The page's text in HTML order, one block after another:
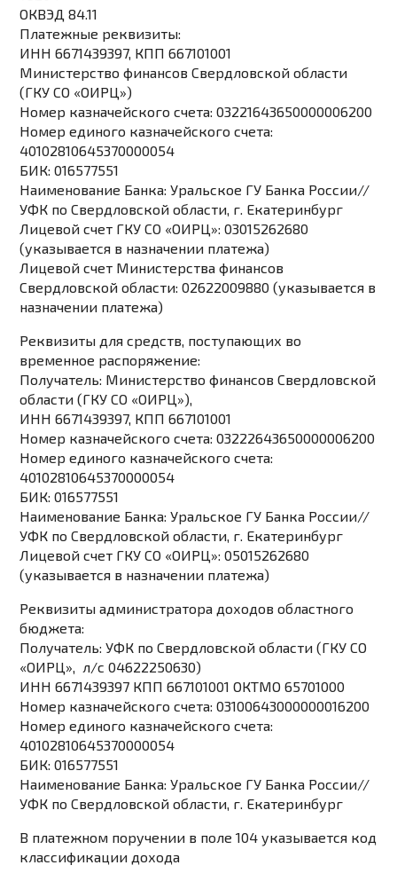
ОКВЭД 84.11
Платежные реквизиты:
ИНН 6671439397, КПП 667101001
Министерство финансов Свердловской области
(ГКУ СО «ОИРЦ»)
Номер казначейского счета: 03221643650000006200
Номер единого казначейского счета:
40102810645370000054
БИК: 016577551
Наименование Банка: Уральское ГУ Банка России//
УФК по Свердловской области, г. Екатеринбург
Лицевой счет ГКУ СО «ОИРЦ»: 03015262680
(указывается в назначении платежа)
Лицевой счет Министерства финансов
Свердловской области: 02622009880 (указывается в
назначении платежа)
Реквизиты для средств, поступающих во
временное распоряжение:
Получатель: Министерство финансов Свердловской
области (ГКУ СО «ОИРЦ»),
ИНН 6671439397, КПП 667101001
Номер казначейского счета: 03222643650000006200
Номер единого казначейского счета:
40102810645370000054
БИК: 016577551
Наименование Банка: Уральское ГУ Банка России//
УФК по Свердловской области, г. Екатеринбург
Лицевой счет ГКУ СО «ОИРЦ»: 05015262680
(указывается в назначении платежа)
Реквизиты администратора доходов областного
бюджета:
Получатель: УФК по Свердловской области (ГКУ СО
«ОИРЦ», л/с 04622250630)
ИНН 6671439397 КПП 667101001 ОКТМО 65701000
Номер казначейского счета: 03100643000000016200
Номер единого казначейского счета:
40102810645370000054
БИК: 016577551
Наименование Банка: Уральское ГУ Банка России//
УФК по Свердловской области, г. Екатеринбург
В платежном поручении в поле 104 указывается код
классификации дохода